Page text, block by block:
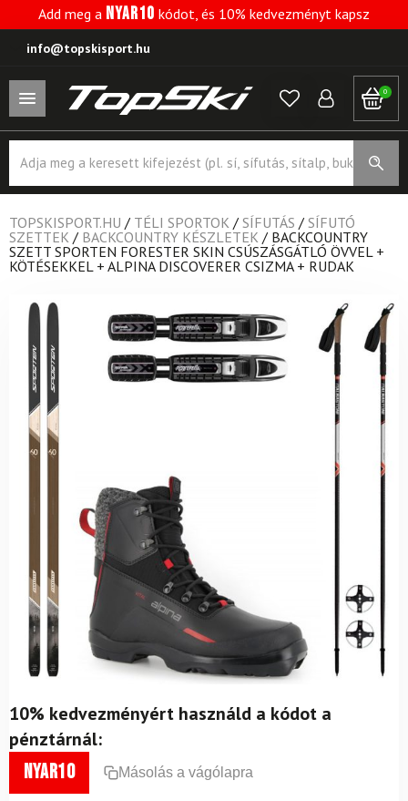
Add meg a NYAR10 kódot, és 10% kedvezményt kapsz
info@topskisport.hu
0
search
TOPSKISPORT.HU / TÉLI SPORTOK / SÍFUTÁS / SÍFUTÓ
SZETTEK / BACKCOUNTRY KÉSZLETEK / BACKCOUNTRY
SZETT SPORTEN FORESTER SKIN CSÚSZÁSGÁTLÓ ÖVVEL +
KÖTÉSEKKEL + ALPINA DISCOVERER CSIZMA + RUDAK
10% kedvezményért használd a kódot a
pénztárnál:
nyar10 Másolás a vágólapra